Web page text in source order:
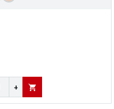
+ В КОРЗИНУ